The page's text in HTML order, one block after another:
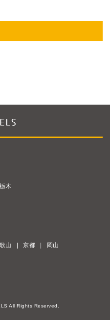
栃木
山 京都 岡山
All Rights Reserved.